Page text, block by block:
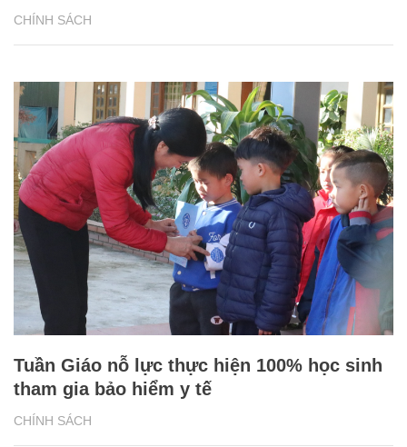
CHÍNH SÁCH
CHÍNH SÁCH
Tuần Giáo nỗ lực thực hiện 100% học sinh
tham gia bảo hiểm y tế